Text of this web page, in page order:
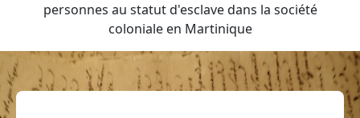
personnes au statut d'esclave dans la société
coloniale en Martinique